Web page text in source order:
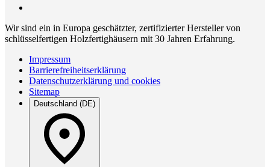
Wir sind ein in Europa geschätzter, zertifizierter Hersteller von
schlüsselfertigen Holzfertighäusern mit 30 Jahren Erfahrung.
Impressum
Barrierefreiheitserklärung
Datenschutzerklärung und cookies
Sitemap
Deutschland (DE)